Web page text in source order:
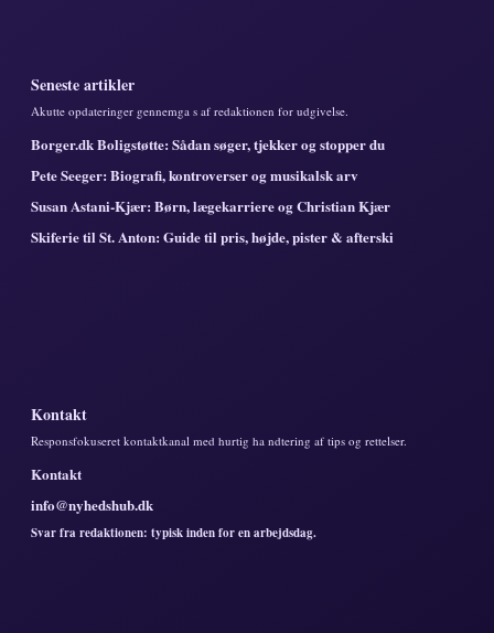
Seneste artikler
Akutte opdateringer gennemga s af redaktionen for udgivelse.
Borger.dk Boligstøtte: Sådan søger, tjekker og stopper du
Pete Seeger: Biografi, kontroverser og musikalsk arv
Susan Astani-Kjær: Børn, lægekarriere og Christian Kjær
Skiferie til St. Anton: Guide til pris, højde, pister & afterski
Kontakt
Responsfokuseret kontaktkanal med hurtig ha ndtering af tips og rettelser.
Kontakt
info@nyhedshub.dk
Svar fra redaktionen: typisk inden for en arbejdsdag.